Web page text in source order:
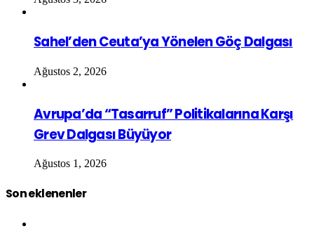
Sahel’den Ceuta’ya Yönelen Göç Dalgası
Ağustos 2, 2026
Avrupa’da “Tasarruf” Politikalarına Karşı
Grev Dalgası Büyüyor
Ağustos 1, 2026
Son eklenenler